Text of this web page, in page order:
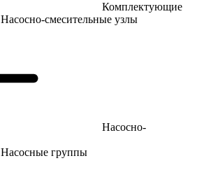
Комплектующие
Насосно-смесительные узлы
Насосно-
Насосные группы